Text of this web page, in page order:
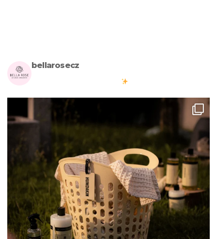
bellarosecz